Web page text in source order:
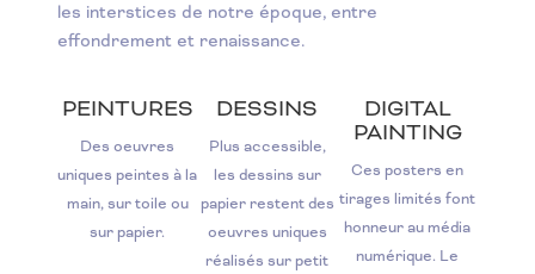
les interstices de notre époque, entre
effondrement et renaissance.
PEINTURES
Des oeuvres
uniques peintes à la
main, sur toile ou
sur papier.
DESSINS
Plus accessible,
les dessins sur
papier restent des
oeuvres uniques
réalisés sur petit
DIGITAL
PAINTING
Ces posters en
tirages limités font
honneur au média
numérique. Le